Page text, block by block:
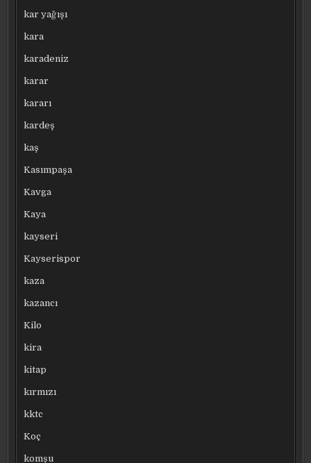
kar yağışı
kara
karadeniz
karar
kararı
kardeş
kaş
Kasımpaşa
Kavga
Kaya
kayseri
Kayserispor
kaza
kazancı
Kilo
kira
kitap
kırmızı
kktc
Koç
komşu